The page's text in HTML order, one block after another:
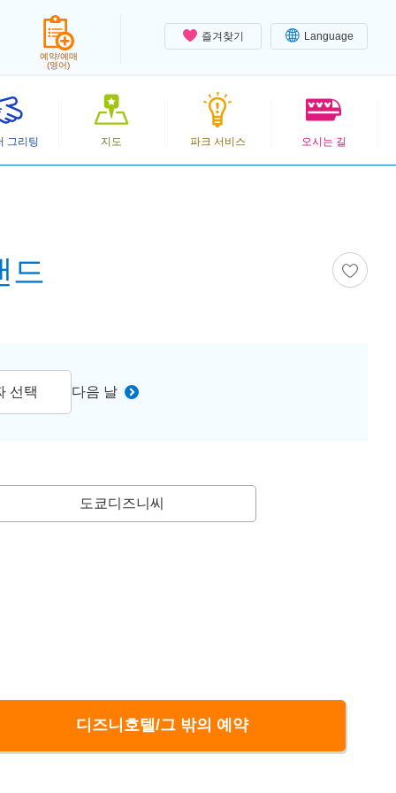
즐겨찾기 Language
예약/예매
(영어)
그리팅 지도 파크 서비스 오시는 길
드
선택 다음 날
도쿄디즈니씨
디즈니호텔/그 밖의 예약